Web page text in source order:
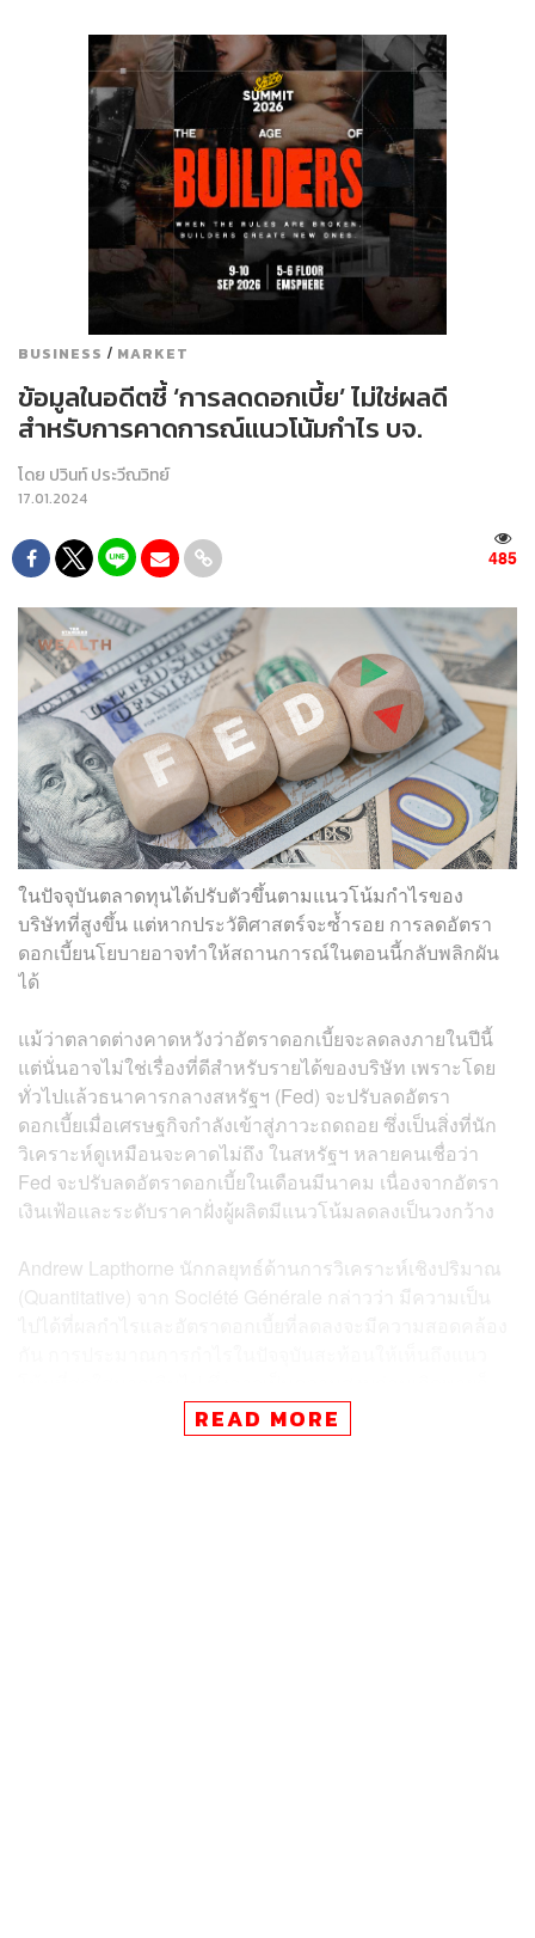
BUSINESS / MARKET
ข้อมูลในอดีตชี้ ‘การลดดอกเบี้ย’ ไม่ใช่ผลดี
สำหรับการคาดการณ์แนวโน้มกำไร บจ.
โดย ปวินท์ ประวีณวิทย์
17.01.2024
485
ในปัจจุบันตลาดทุนได้ปรับตัวขึ้นตามแนวโน้มกำไรของ
บริษัทที่สูงขึ้น แต่หากประวัติศาสตร์จะซ้ำรอย การลดอัตรา
ดอกเบี้ยนโยบายอาจทำให้สถานการณ์ในตอนนี้กลับพลิกผัน
ได้
แม้ว่าตลาดต่างคาดหวังว่าอัตราดอกเบี้ยจะลดลงภายในปีนี้
แต่นั่นอาจไม่ใช่เรื่องที่ดีสำหรับรายได้ของบริษัท เพราะโดย
ทั่วไปแล้วธนาคารกลางสหรัฐฯ (Fed) จะปรับลดอัตรา
ดอกเบี้ยเมื่อเศรษฐกิจกำลังเข้าสู่ภาวะถดถอย ซึ่งเป็นสิ่งที่นัก
วิเคราะห์ดูเหมือนจะคาดไม่ถึง ในสหรัฐฯ หลายคนเชื่อว่า
Fed จะปรับลดอัตราดอกเบี้ยในเดือนมีนาคม เนื่องจากอัตรา
เงินเฟ้อและระดับราคาฝั่งผู้ผลิตมีแนวโน้มลดลงเป็นวงกว้าง
Andrew Lapthorne นักกลยุทธ์ด้านการวิเคราะห์เชิงปริมาณ
(Quantitative) จาก Société Générale กล่าวว่า มีความเป็น
READ MORE